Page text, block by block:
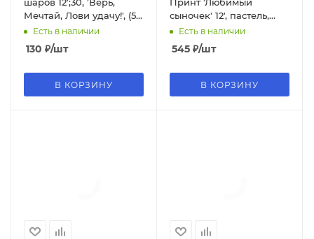
шаров 12';30, 'Верь,
Мечтай, Лови удачу!', (5
шт;уп), Ч41620
Есть в наличии
130 ₽/шт
В КОРЗИНУ
Принт 'Любимый
сыночек' 12', пастель,
ассорти,50 шт. упак.,
4AVP-069
Есть в наличии
545 ₽/шт
В КОРЗИНУ